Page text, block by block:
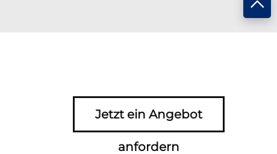
Jetzt ein Angebot
anfordern